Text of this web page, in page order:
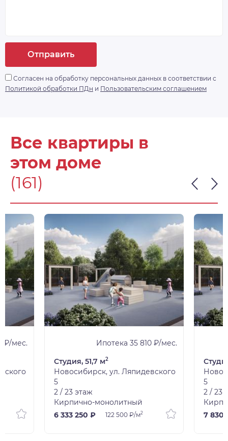
системой видеонаблюдения, а ворота в
паркинг будут открываться дистанционно.
https://drive. google.
com/drive/folders/
Отправить
Согласен на обработку персональных данных в соответствии с
Политикой обработки ПДн и Пользовательским соглашением
Все квартиры в
этом доме
(161)
₽/мес.
Ипотека 35 810 ₽/мес.
Студия, 51,7 м2
Новосибирск, ул. Ляпидевского
5
2 / 23 этаж
Кирпично-монолитный
6 333 250 ₽
122 500 ₽/м2
5
2 / 23
7 830